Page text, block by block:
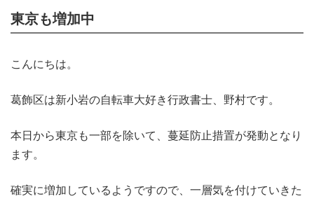
東京も増加中
こんにちは。
葛飾区は新小岩の自転車大好き行政書士、野村です。
本日から東京も一部を除いて、蔓延防止措置が発動となり
ます。
確実に増加しているようですので、一層気を付けていきた